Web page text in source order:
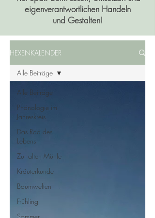
eigenverantwortlichen Handeln
und Gestalten!
HEXENKALENDER
Alle Beiträge
Phänologie im
Jahreskreis
Das Rad des
Lebens
Zur alten Mühle
Kräuterkunde
Baumwelten
Frühling
Alle Beiträge